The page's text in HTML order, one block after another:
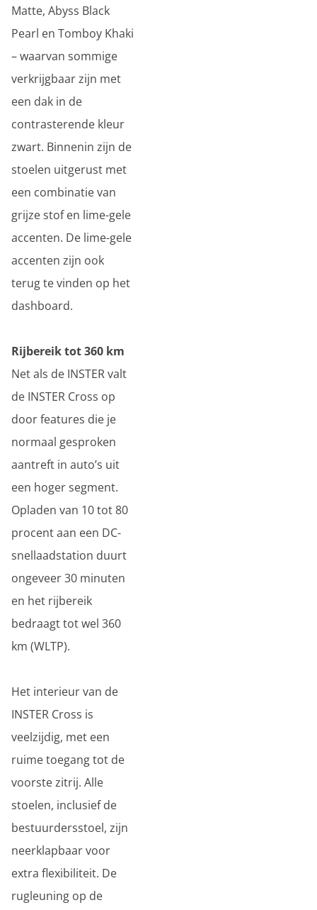
Matte, Abyss Black
Pearl en Tomboy Khaki
– waarvan sommige
verkrijgbaar zijn met
een dak in de
contrasterende kleur
zwart. Binnenin zijn de
stoelen uitgerust met
een combinatie van
grijze stof en lime-gele
accenten. De lime-gele
accenten zijn ook
terug te vinden op het
dashboard.
Rijbereik tot 360 km
Net als de INSTER valt
de INSTER Cross op
door features die je
normaal gesproken
aantreft in auto’s uit
een hoger segment.
Opladen van 10 tot 80
procent aan een DC-
snellaadstation duurt
ongeveer 30 minuten
en het rijbereik
bedraagt tot wel 360
km (WLTP).
Het interieur van de
INSTER Cross is
veelzijdig, met een
ruime toegang tot de
voorste zitrij. Alle
stoelen, inclusief de
bestuurdersstoel, zijn
neerklapbaar voor
extra flexibiliteit. De
rugleuning op de